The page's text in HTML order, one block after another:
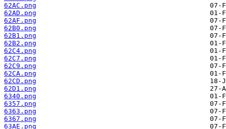
62AC.png
62AD.png
62AF.png
62B0.png
62B1.png
62B2.png
62C4.png
62C7.png
62C9.png
62CA.png
62CD.png
62D1.png
6340.png
6357.png
6363.png
6367.png
63AE.png